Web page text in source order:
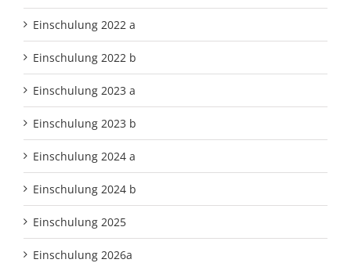
Einschulung 2022 a
Einschulung 2022 b
Einschulung 2023 a
Einschulung 2023 b
Einschulung 2024 a
Einschulung 2024 b
Einschulung 2025
Einschulung 2026a